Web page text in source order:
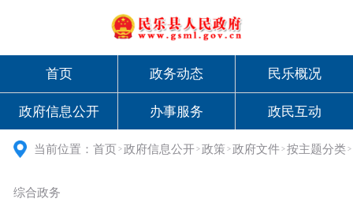
首页 政务动态 民乐概况
政府信息公开 办事服务 政民互动
当前位置：首页 > 政府信息公开 > 政策 > 政府文件 >按主题分类 >
综合政务